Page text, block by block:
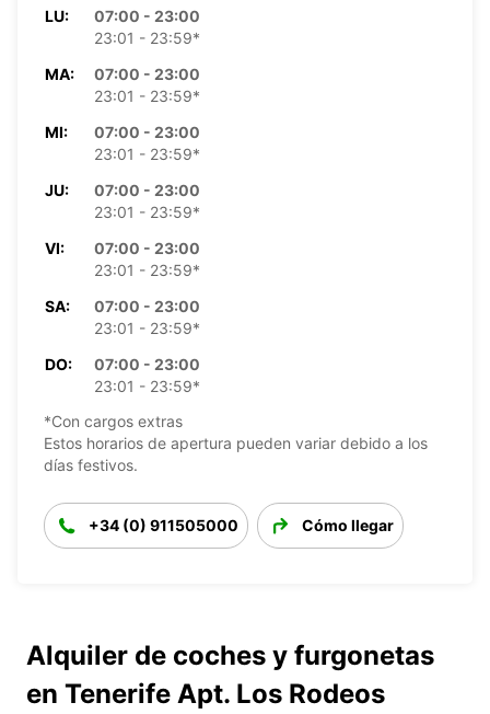
LU:
07:00 - 23:00
23:01 - 23:59*
MA:
07:00 - 23:00
23:01 - 23:59*
MI:
07:00 - 23:00
23:01 - 23:59*
JU:
07:00 - 23:00
23:01 - 23:59*
VI:
07:00 - 23:00
23:01 - 23:59*
SA:
07:00 - 23:00
23:01 - 23:59*
DO:
07:00 - 23:00
23:01 - 23:59*
*Con cargos extras
Estos horarios de apertura pueden variar debido a los
días festivos.
+34 (0) 911505000 Cómo llegar
Alquiler de coches y furgonetas
en Tenerife Apt. Los Rodeos